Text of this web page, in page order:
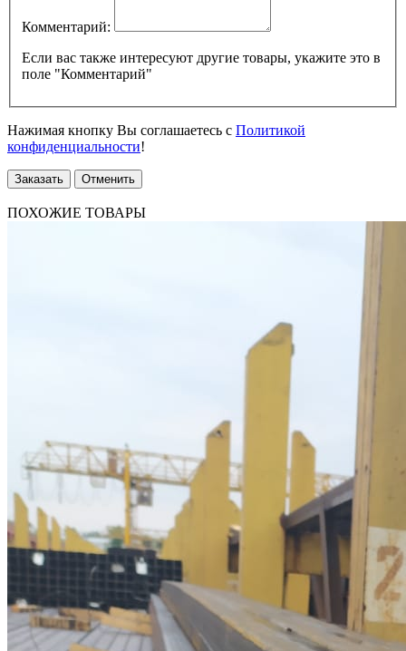
Комментарий:
Если вас также интересуют другие товары, укажите это в
поле "Комментарий"
Нажимая кнопку Вы соглашаетесь с Политикой
конфиденциальности!
Заказать Отменить
ПОХОЖИЕ ТОВАРЫ